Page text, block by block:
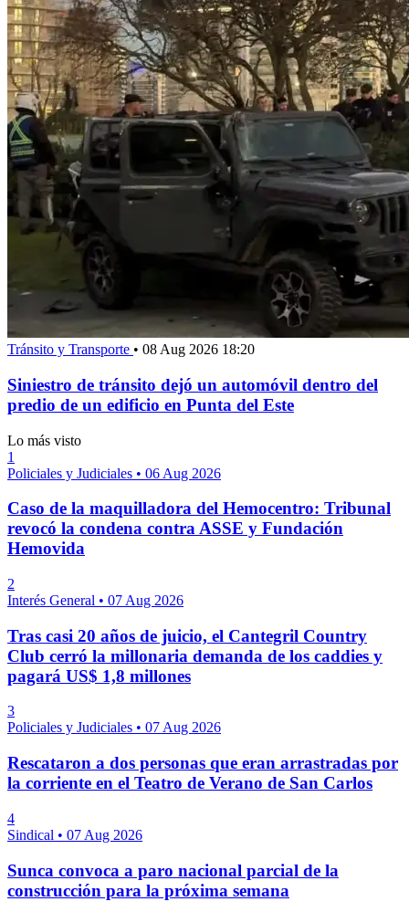
Tránsito y Transporte • 08 Aug 2026 18:20
Siniestro de tránsito dejó un automóvil dentro del
predio de un edificio en Punta del Este
Lo más visto
1
Policiales y Judiciales • 06 Aug 2026
Caso de la maquilladora del Hemocentro: Tribunal
revocó la condena contra ASSE y Fundación
Hemovida
2
Interés General • 07 Aug 2026
Tras casi 20 años de juicio, el Cantegril Country
Club cerró la millonaria demanda de los caddies y
pagará US$ 1,8 millones
3
Policiales y Judiciales • 07 Aug 2026
Rescataron a dos personas que eran arrastradas por
la corriente en el Teatro de Verano de San Carlos
4
Sindical • 07 Aug 2026
Sunca convoca a paro nacional parcial de la
construcción para la próxima semana